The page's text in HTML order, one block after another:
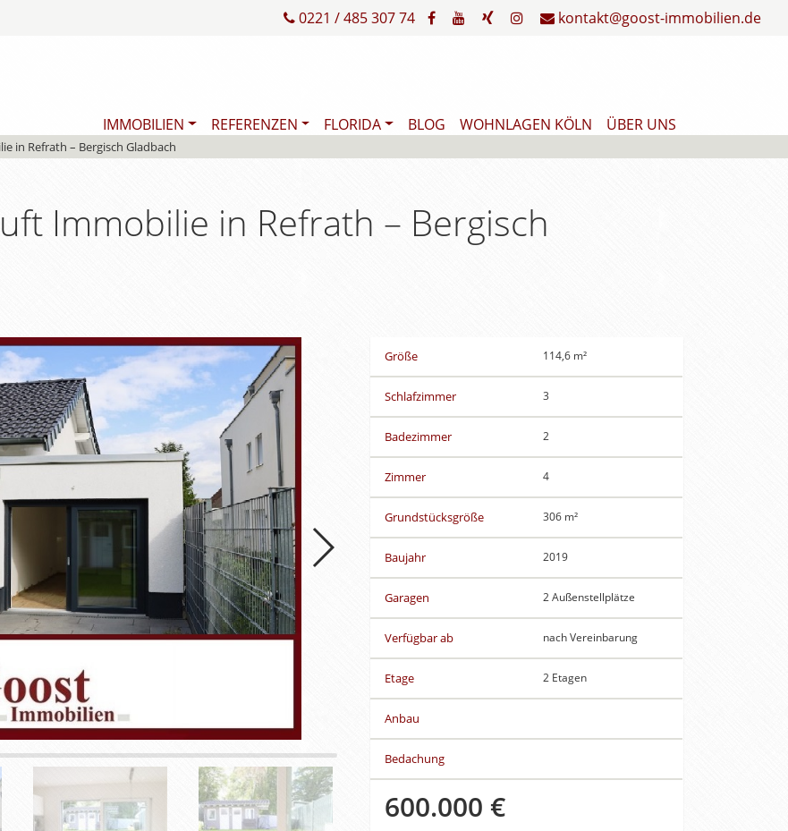
0221 / 485 307 74 kontakt@goost-immobilien.de
IMMOBILIEN REFERENZEN FLORIDA BLOG WOHNLAGEN KÖLN ÜBER UNS
in Refrath – Bergisch Gladbach
Immobilie in Refrath – Bergisch
Größe 114,6 m²
Schlafzimmer 3
Badezimmer 2
Zimmer 4
Grundstücksgröße 306 m²
Baujahr 2019
Garagen 2 Außenstellplätze
Verfügbar ab nach Vereinbarung
Etage 2 Etagen
Anbau
Bedachung
600.000 €